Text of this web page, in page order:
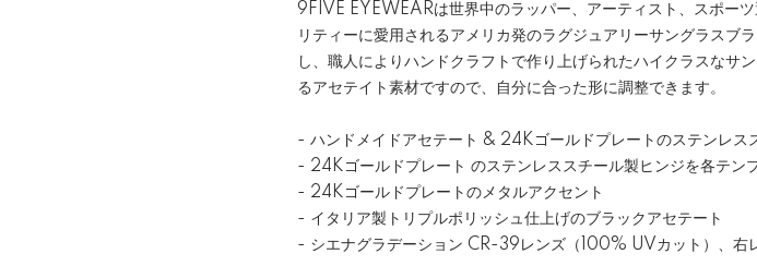
9FIVE EYEWEARは世界中のラッパー、アーティスト、スポー
リティーに愛用されるアメリカ発のラグジュアリーサングラスブ
し、職人によりハンドクラフトで作り上げられたハイクラスなサ
るアセテイト素材ですので、自分に合った形に調整できます。
- ハンドメイドアセテート & 24Kゴールドプレートのステンレス
- 24Kゴールドプレート のステンレススチール製ヒンジを各テン
- 24Kゴールドプレートのメタルアクセント
- イタリア製トリプルポリッシュ仕上げのブラックアセテート
- シエナグラデーション CR-39レンズ（100% UVカット）、右